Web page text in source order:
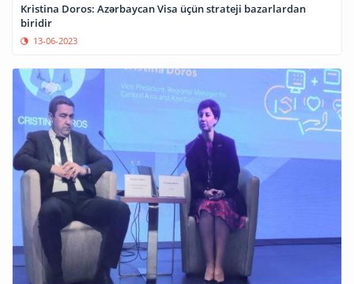
Kristina Doros: Azərbaycan Visa üçün strateji bazarlardan
biridir
13-06-2023